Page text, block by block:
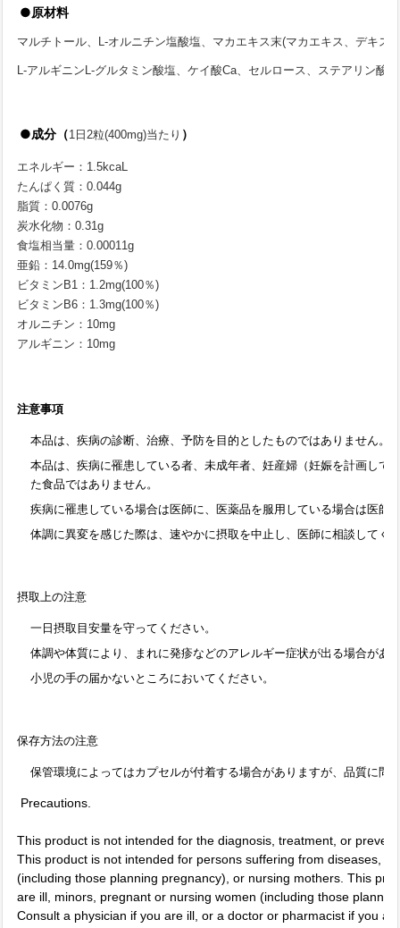
●原材料
マルチトール、L-オルニチン塩酸塩、マカエキス末(マカエキス、デキス
L-アルギニンL-グルタミン酸塩、ケイ酸Ca、セルロース、ステアリン酸
●成分（1日2粒(400mg)当たり ）
エネルギー：1.5kcaL
たんぱく質：0.044g
脂質：0.0076g
炭水化物：0.31g
食塩相当量：0.00011g
亜鉛：14.0mg(159％)
ビタミンB1：1.2mg(100％)
ビタミンB6：1.3mg(100％)
オルニチン：10mg
アルギニン：10mg
注意事項
本品は、疾病の診断、治療、予防を目的としたものではありません。
本品は、疾病に罹患している者、未成年者、妊産婦（妊娠を計画して
た食品ではありません。
疾病に罹患している場合は医師に、医薬品を服用している場合は医師
体調に異変を感じた際は、速やかに摂取を中止し、医師に相談してく
摂取上の注意
一日摂取目安量を守ってください。
体調や体質により、まれに発疹などのアレルギー症状が出る場合があ
小児の手の届かないところにおいてください。
保存方法の注意
保管環境によってはカプセルが付着する場合がありますが、品質に問
Precautions.
This product is not intended for the diagnosis, treatment, or
This product is not intended for persons suffering from diseases,
(including those planning pregnancy), or nursing mothers. This
are ill, minors, pregnant or nursing women (including those
Consult a physician if you are ill, or a doctor or pharmacist if you